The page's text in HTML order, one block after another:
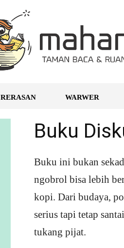
RERASAN WARWER
Buku
Buku ini bukan
ngobrol bisa lebih
kopi. Dari budaya,
serius tapi tetap
tukang pijat.